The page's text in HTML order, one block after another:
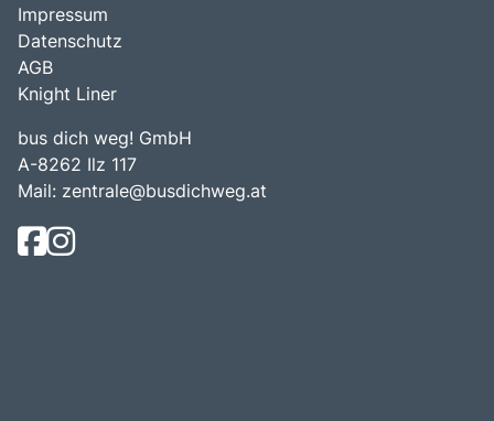
Impressum
Datenschutz
AGB
Knight Liner
bus dich weg! GmbH
A-8262 Ilz 117
Mail: zentrale@busdichweg.at